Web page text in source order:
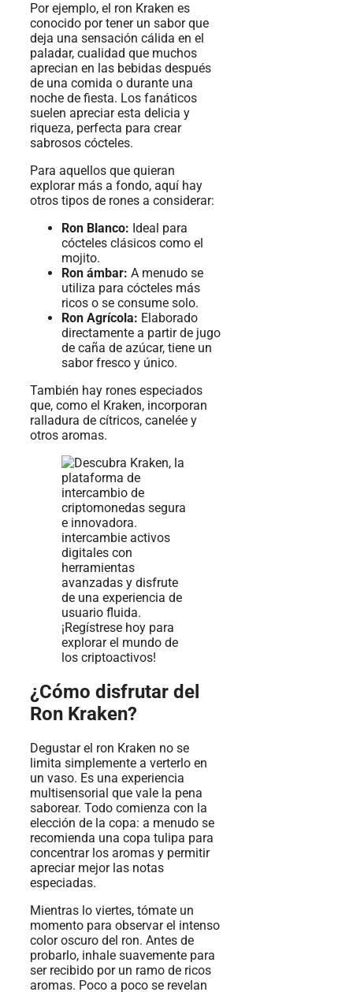
Por ejemplo, el ron Kraken es
conocido por tener un sabor que
deja una sensación cálida en el
paladar, cualidad que muchos
aprecian en las bebidas después
de una comida o durante una
noche de fiesta. Los fanáticos
suelen apreciar esta delicia y
riqueza, perfecta para crear
sabrosos cócteles.
Para aquellos que quieran
explorar más a fondo, aquí hay
otros tipos de rones a considerar:
Ron Blanco: Ideal para
cócteles clásicos como el
mojito.
Ron ámbar: A menudo se
utiliza para cócteles más
ricos o se consume solo.
Ron Agrícola: Elaborado
directamente a partir de jugo
de caña de azúcar, tiene un
sabor fresco y único.
También hay rones especiados
que, como el Kraken, incorporan
ralladura de cítricos, canelée y
otros aromas.
¿Cómo disfrutar del
Ron Kraken?
Degustar el ron Kraken no se
limita simplemente a verterlo en
un vaso. Es una experiencia
multisensorial que vale la pena
saborear. Todo comienza con la
elección de la copa: a menudo se
recomienda una copa tulipa para
concentrar los aromas y permitir
apreciar mejor las notas
especiadas.
Mientras lo viertes, tómate un
momento para observar el intenso
color oscuro del ron. Antes de
probarlo, inhale suavemente para
ser recibido por un ramo de ricos
aromas. Poco a poco se revelan